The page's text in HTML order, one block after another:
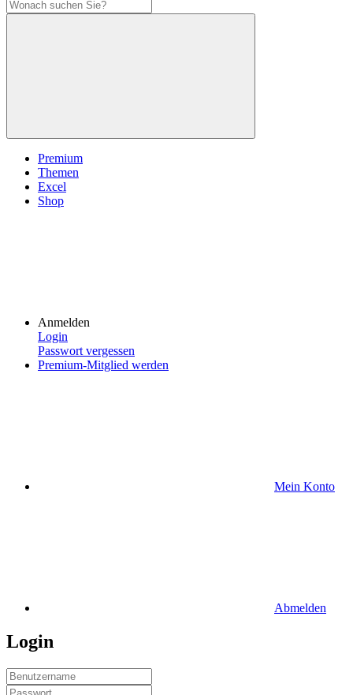
Premium
Themen
Excel
Shop
Anmelden
Login
Passwort vergessen
Premium-Mitglied werden
Mein Konto
Abmelden
Login